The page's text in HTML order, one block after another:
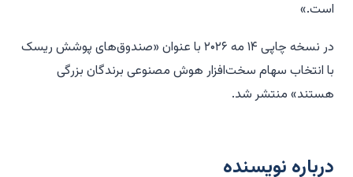
است.»
در نسخه چاپی ۱۴ مه ۲۰۲۶ با عنوان «صندوق‌های پوشش ریسک
با انتخاب سهام سخت‌افزار هوش مصنوعی برندگان بزرگی
هستند» منتشر شد.
درباره نویسنده